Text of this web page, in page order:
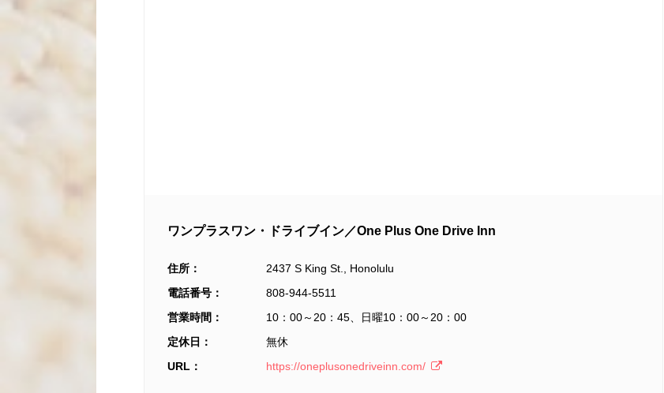
ワンプラスワン・ドライブイン／One Plus One Drive Inn
住所：
2437 S King St., Honolulu
電話番号：
808-944-5511
営業時間：
10：00～20：45、日曜10：00～20：00
定休日：
無休
URL：
https://oneplusonedriveinn.com/